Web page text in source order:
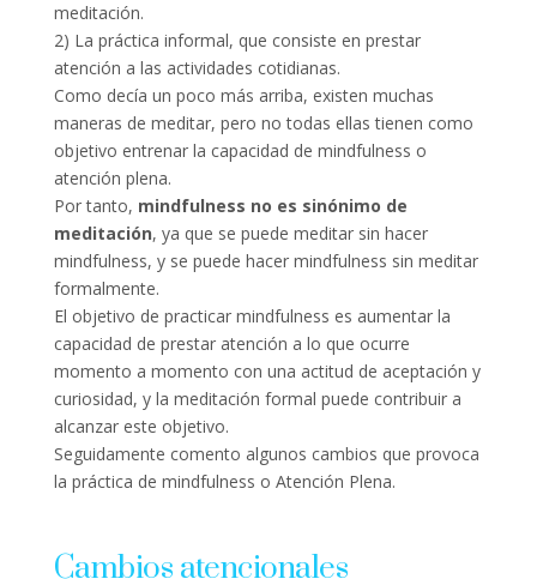
meditación.
2) La práctica informal, que consiste en prestar
atención a las actividades cotidianas.
Como decía un poco más arriba, existen muchas
maneras de meditar, pero no todas ellas tienen como
objetivo entrenar la capacidad de mindfulness o
atención plena.
Por tanto, mindfulness no es sinónimo de
meditación, ya que se puede meditar sin hacer
mindfulness, y se puede hacer mindfulness sin meditar
formalmente.
El objetivo de practicar mindfulness es aumentar la
capacidad de prestar atención a lo que ocurre
momento a momento con una actitud de aceptación y
curiosidad, y la meditación formal puede contribuir a
alcanzar este objetivo.
Seguidamente comento algunos cambios que provoca
la práctica de mindfulness o Atención Plena.
Cambios atencionales